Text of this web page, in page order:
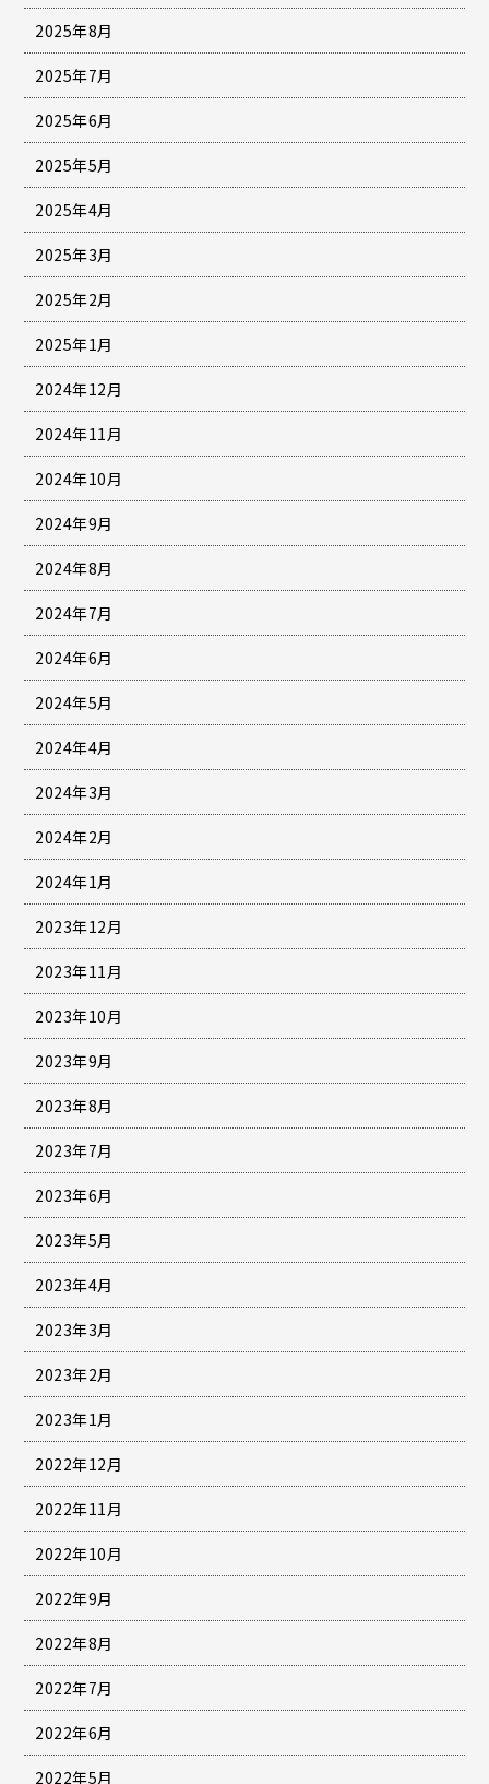
2025年8月
2025年7月
2025年6月
2025年5月
2025年4月
2025年3月
2025年2月
2025年1月
2024年12月
2024年11月
2024年10月
2024年9月
2024年8月
2024年7月
2024年6月
2024年5月
2024年4月
2024年3月
2024年2月
2024年1月
2023年12月
2023年11月
2023年10月
2023年9月
2023年8月
2023年7月
2023年6月
2023年5月
2023年4月
2023年3月
2023年2月
2023年1月
2022年12月
2022年11月
2022年10月
2022年9月
2022年8月
2022年7月
2022年6月
2022年5月